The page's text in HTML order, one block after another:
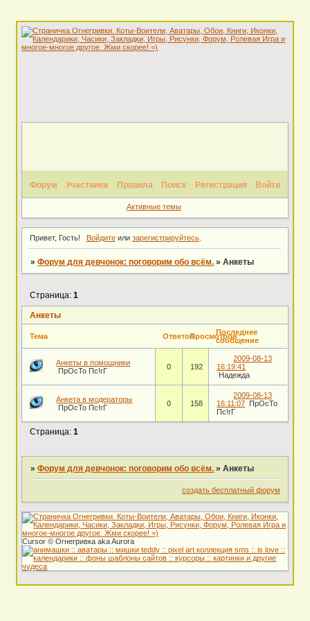
Форум Участники Правила Поиск Регистрация Войти
Активные темы
Привет, Гость! Войдитеили зарегистрируйтесь.
»Форум для девчонок: поговорим обо всём. »Анкеты
Анкеты
Страница:1
Тема ОтветовПросмотровПоследнее
сообщение
Анкеты в помощники
ПрОсТо Пс!гГ
0 192
2009-08-13
16:19:41
Надежда
Анкета в модераторы
ПрОсТо Пс!гГ
0 158
2009-08-13
16:11:07
ПрОсТо
Пс!гГ
Страница:1
»Форум для девчонок: поговорим обо всём. »Анкеты
создать бесплатный форум
Сursor © Огнегривка aka Aurora